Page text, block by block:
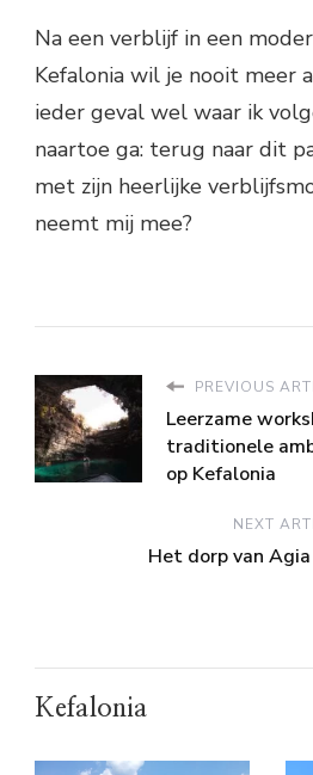
Na een verblijf in een
Kefalonia wil je nooit meer
ieder geval wel waar ik
naartoe ga: terug naar dit
met zijn heerlijke
neemt mij mee?
PREVIOUS
Leerzame
traditionele
op Kefalonia
NEXT
Het dorp van
Kefalonia